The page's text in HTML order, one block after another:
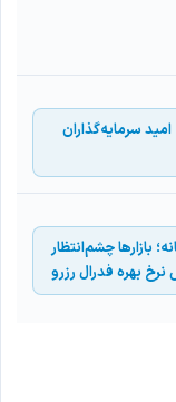
سرمایه‌گذاران
بازارها چشم‌انتظار
بهره فدرال رزرو